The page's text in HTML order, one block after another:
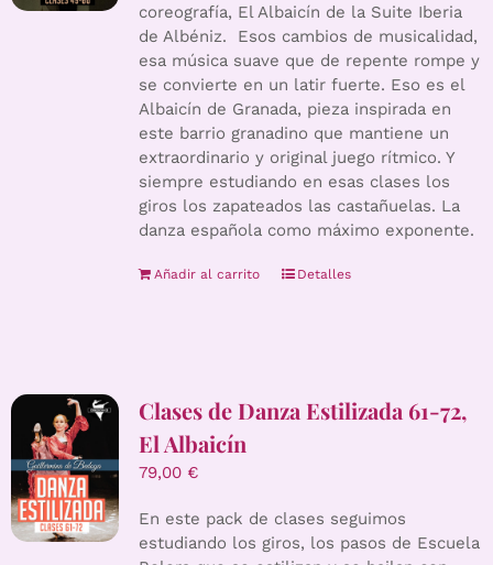
coreografía, El Albaicín de la Suite Iberia
de Albéniz. Esos cambios de musicalidad,
esa música suave que de repente rompe y
se convierte en un latir fuerte. Eso es el
Albaicín de Granada, pieza inspirada en
este barrio granadino que mantiene un
extraordinario y original juego rítmico. Y
siempre estudiando en esas clases los
giros los zapateados las castañuelas. La
danza española como máximo exponente.
Añadir al carrito Detalles
Clases de Danza Estilizada 61-72,
El Albaicín
79,00 €
En este pack de clases seguimos
estudiando los giros, los pasos de Escuela